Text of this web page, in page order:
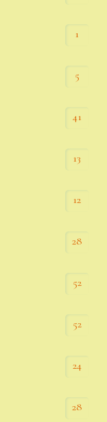
1
5
41
13
12
28
52
52
24
28